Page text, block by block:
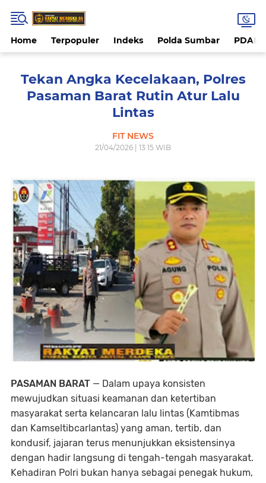
Home Terpopuler Indeks Polda Sumbar PDAM
Tekan Angka Kecelakaan, Polres
Pasaman Barat Rutin Atur Lalu
Lintas
FIT NEWS
21/04/2026 | 13:15 WIB
PASAMAN BARAT — Dalam upaya konsisten
mewujudkan situasi keamanan dan ketertiban
masyarakat serta kelancaran lalu lintas (Kamtibmas
dan Kamseltibcarlantas) yang aman, tertib, dan
kondusif, jajaran terus menunjukkan eksistensinya
dengan hadir langsung di tengah-tengah masyarakat.
Kehadiran Polri bukan hanya sebagai penegak hukum,